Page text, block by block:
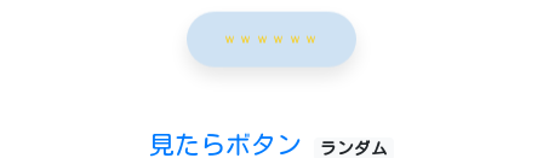
ｗｗｗｗｗｗ
見たらボタン ランダム